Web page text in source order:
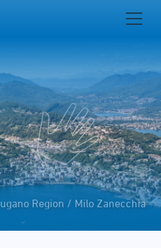
Region / Milo Zanecchia